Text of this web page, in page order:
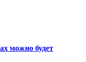
можно будет